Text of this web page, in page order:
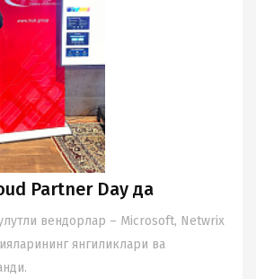
Partner Day да
вендорлар – Microsoft, Netwrix
янгиликлари ва